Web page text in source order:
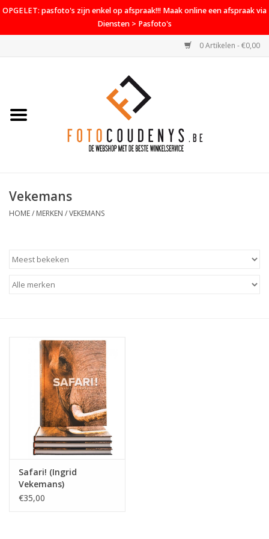
OPGELET: pasfoto's zijn enkel op afspraak!!! Maak online een afspraak via
Diensten > Pasfoto's
0 Artikelen - €0,00
Home
PROMO
Contact
Vekemans
HOME/ MERKEN /VEKEMANS
Safari! (Ingrid
Vekemans)
€35,00